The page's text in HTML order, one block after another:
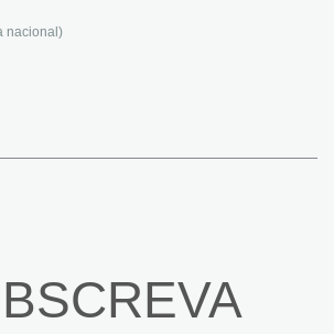
nacional)